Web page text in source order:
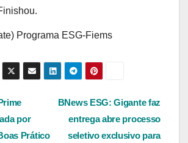
Programa ESG-Fiems
BNews ESG: Gigante faz
entrega abre processo
seletivo exclusivo para
por
Prático